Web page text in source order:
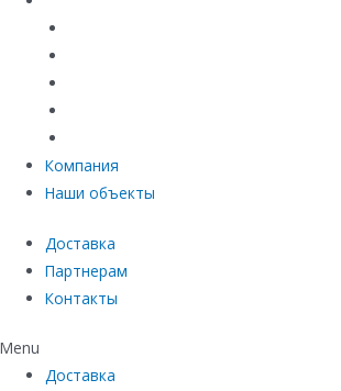
Компания
Наши объекты
Доставка
Партнерам
Контакты
Menu
Доставка